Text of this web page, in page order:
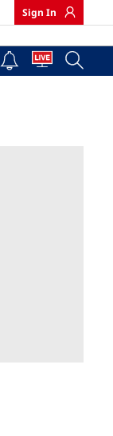
Sign In